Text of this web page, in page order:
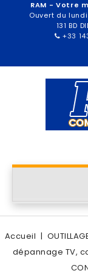
RAM - Votre
Ouvert du
131 BD
+33
Accueil
dépannage TV,